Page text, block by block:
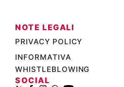
NOTE LEGALI
PRIVACY POLICY
INFORMATIVA
WHISTLEBLOWING
SOCIAL